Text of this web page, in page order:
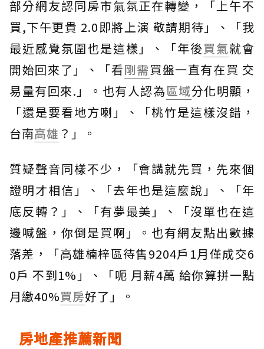
部分網友認同房市氣氛正在轉變，「上午不
買,下午更貴 2.0即將上演 敬請期待」、「我
最近感覺氛圍也是這樣」、「年後買氣就會
開始回來了」、「看剛需買盤一直有在買 交
易量有回來.」。也有人認為區域分化明顯，
「還是要看地方喇」、「桃竹是這樣沒錯，
台南高雄 ？」。
質疑聲音同樣不少，「會講就先買，先來個
證明才相信」、「去年也是這麼說」、「年
底反轉？」、「有夢最美」、「沒單也在這
邊喊盤，你倒是買啊」。也有網友點出數據
落差，「高雄楠梓區待售9204戶1月僅成交6
0戶 不到1%」、「呃 月薪4萬 給你算拼一點
月繳40%買房好了」。
房地產推薦新聞